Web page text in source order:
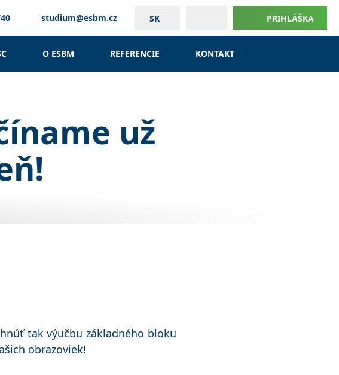
SK PRIHLÁŠKA
studium@esbm.cz
O ESBM REFERENCIE KONTAKT
už
tak výučbu základného bloku
obrazoviek!